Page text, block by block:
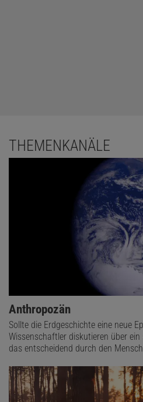
THEMENKANÄLE
Anthropozän
Sollte die Erdgeschichte eine neue
Wissenschaftler diskutieren über
das entscheidend durch den